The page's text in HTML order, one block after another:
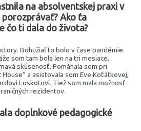
na absolventskej praxi v
porozprávať? Ako ťa
čo ti dala do života?
Bohužiaľ to bolo v čase pandémie.
som tam bola len na tri mesiace.
skúsenosť. Pomáhala som pri
a asistovala som Eve Koťátkovej,
Loskotovi. Tiež som mala možnosť
rezidentov.
doplnkové pedagogické